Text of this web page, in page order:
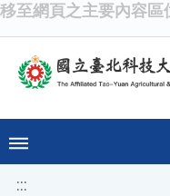
移至網頁之主要內容區
:::